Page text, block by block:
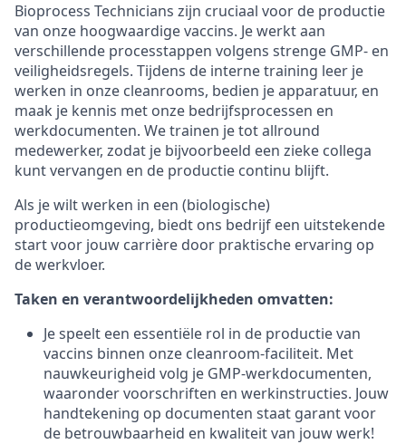
Bioprocess Technicians zijn cruciaal voor de productie
van onze hoogwaardige vaccins. Je werkt aan
verschillende processtappen volgens strenge GMP- en
veiligheidsregels. Tijdens de interne training leer je
werken in onze cleanrooms, bedien je apparatuur, en
maak je kennis met onze bedrijfsprocessen en
werkdocumenten. We trainen je tot allround
medewerker, zodat je bijvoorbeeld een zieke collega
kunt vervangen en de productie continu blijft.
Als je wilt werken in een (biologische)
productieomgeving, biedt ons bedrijf een uitstekende
start voor jouw carrière door praktische ervaring op
de werkvloer.
Taken en verantwoordelijkheden omvatten:
Je speelt een essentiële rol in de productie van
vaccins binnen onze cleanroom-faciliteit. Met
nauwkeurigheid volg je GMP-werkdocumenten,
waaronder voorschriften en werkinstructies. Jouw
handtekening op documenten staat garant voor
de betrouwbaarheid en kwaliteit van jouw werk!